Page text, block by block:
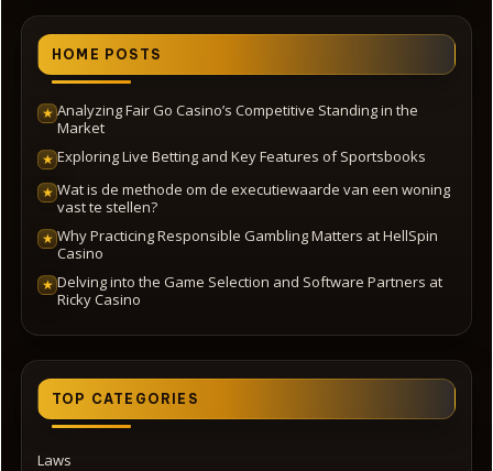
HOME POSTS
★ Analyzing Fair Go Casino’s Competitive Standing in the
Market
★ Exploring Live Betting and Key Features of Sportsbooks
★ Wat is de methode om de executiewaarde van een woning
vast te stellen?
★ Why Practicing Responsible Gambling Matters at HellSpin
Casino
★ Delving into the Game Selection and Software Partners at
Ricky Casino
TOP CATEGORIES
Laws